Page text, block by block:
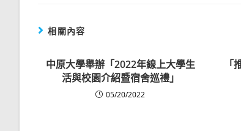
相關內容
中原大學舉辦「2022年線上大學生
活與校園介紹暨宿舍巡禮」
05/20/2022